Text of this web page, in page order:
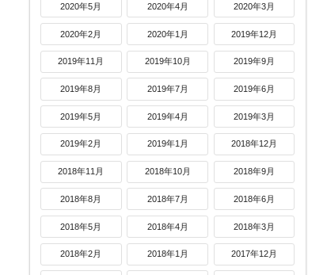
2020年5月 2020年4月 2020年3月
2020年2月 2020年1月 2019年12月
2019年11月 2019年10月 2019年9月
2019年8月 2019年7月 2019年6月
2019年5月 2019年4月 2019年3月
2019年2月 2019年1月 2018年12月
2018年11月 2018年10月 2018年9月
2018年8月 2018年7月 2018年6月
2018年5月 2018年4月 2018年3月
2018年2月 2018年1月 2017年12月